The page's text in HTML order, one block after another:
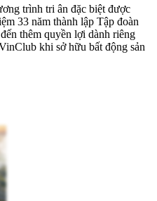
trình tri ân đặc biệt được
33 năm thành lập Tập đoàn
thêm quyền lợi dành riêng
khi sở hữu bất động sản